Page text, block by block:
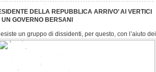
DELLA REPUBBLICA ARRIVO’ AI VERTICI
GOVERNO BERSANI
un gruppo di dissidenti, per questo, con l’aiuto dei